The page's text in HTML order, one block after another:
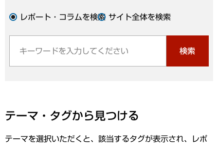
レポート・コラムを検索 サイト全体を検索
検索
テーマ・タグから見つける
テーマを選択いただくと、該当するタグが表示され、レポ